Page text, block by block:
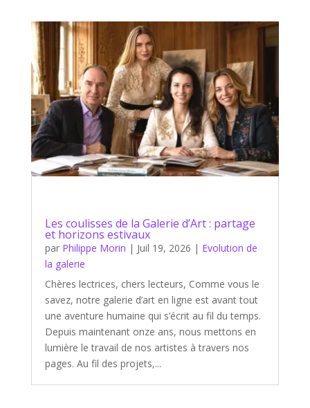
Les coulisses de la Galerie d’Art : partage
et horizons estivaux
par Philippe Morin | Juil 19, 2026 | Evolution de
la galerie
Chères lectrices, chers lecteurs, Comme vous le
savez, notre galerie d’art en ligne est avant tout
une aventure humaine qui s’écrit au fil du temps.
Depuis maintenant onze ans, nous mettons en
lumière le travail de nos artistes à travers nos
pages. Au fil des projets,...